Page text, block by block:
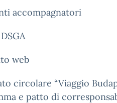
accompagnatori
web
circolare “Viaggio
e patto di